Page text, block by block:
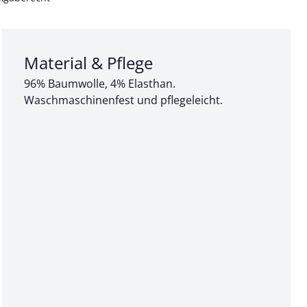
Abschnitt 3 von 3:
Material & Pflege
96% Baumwolle, 4% Elasthan.
Waschmaschinenfest und pflegeleicht.